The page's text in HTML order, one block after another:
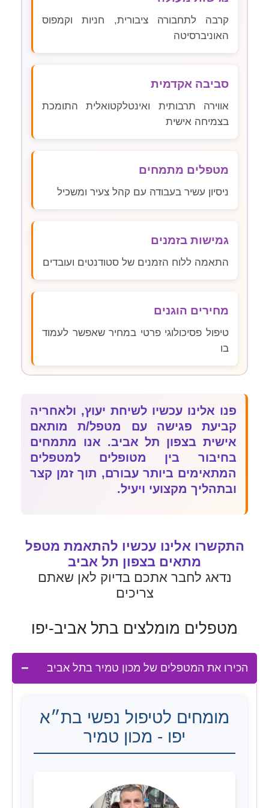
קרבה לתחבורה ציבורית, חניות וקמפוס
האוניברסיטה
סביבה אקדמית
אווירה תרבותית ואינטלקטואלית התומכת
בצמיחה אישית
מטפלים מתמחים
ניסיון עשיר בעבודה עם קהל צעיר ומשכיל
גמישות בזמנים
התאמה ללוח הזמנים של סטודנטים ועובדים
מחירים הוגנים
טיפול פסיכולוגי פרטי במחיר שאפשר לעמוד
בו
פנו אלינו עכשיו לשיחת יעוץ, ולאחריה
קביעת פגישה עם מטפל/ת מותאם
אישית בצפון תל אביב. אנו מתמחים
בחיבור בין מטופלים למטפלים
המתאימים ביותר עבורם, תוך זמן קצר
ובתהליך מקצועי ויעיל.
התקשרו אלינו עכשיו להתאמת מטפל
מתאים בצפון תל אביב
נדאג לחבר אתכם בדיוק לאן שאתם
צריכים
מטפלים מומלצים בתל אביב-יפו
הכירו את המטפלים של מכון טמיר בתל אביב
מומחים לטיפול נפשי בת״א
יפו - מכון טמיר